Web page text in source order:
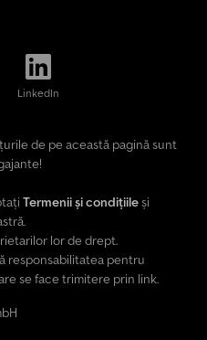
LinkedIn
de pe această pagină sunt
Termenii și condițiileși
lor de drept.
responsabilitatea pentru
se face trimitere prin link.